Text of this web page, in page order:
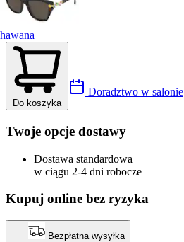
hawana
Do koszyka
Doradztwo w salonie
Twoje opcje dostawy
Dostawa standardowa
w ciągu 2-4 dni robocze
Kupuj online bez ryzyka
Bezpłatna wysyłka